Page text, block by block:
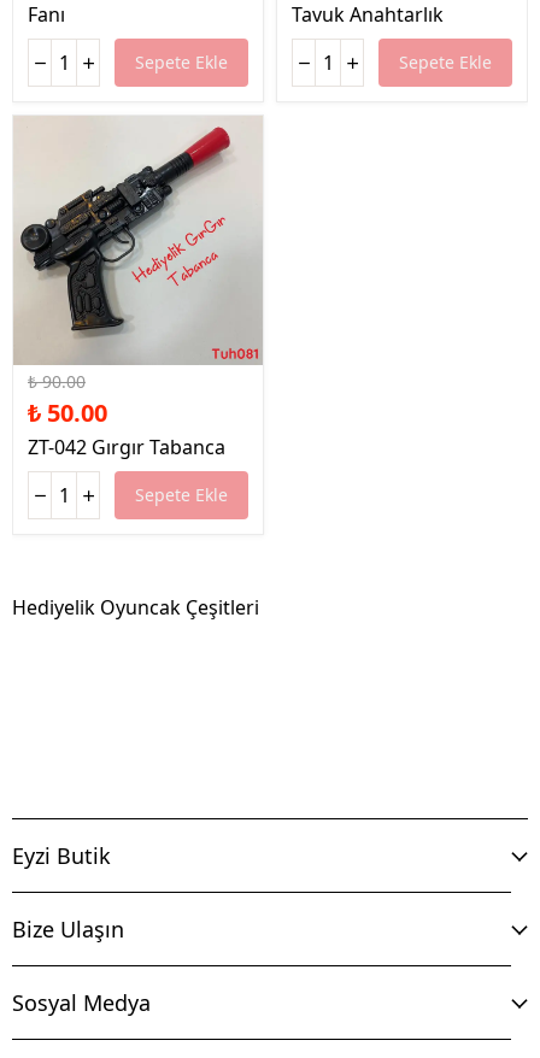
Fanı
Sepete Ekle
Tavuk Anahtarlık
Sepete Ekle
₺ 90.00
₺ 50.00
ZT-042 Gırgır Tabanca
Sepete Ekle
Hediyelik Oyuncak Çeşitleri
Eyzi Butik
Bize Ulaşın
Sosyal Medya